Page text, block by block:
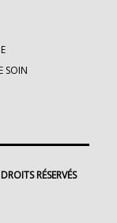
SOIN
RÉSERVÉS